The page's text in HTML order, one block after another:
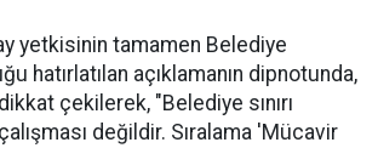
yetkisinin tamamen Belediye
hatırlatılan açıklamanın dipnotunda,
çekilerek, "Belediye sınırı
değildir. Sıralama 'Mücavir